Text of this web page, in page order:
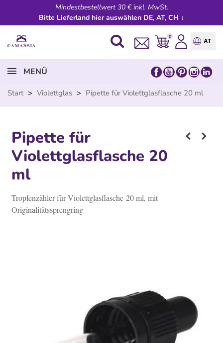
Mindestbestellwert 30 € inkl. MwSt.
Bitte Lieferland hier auswählen DE, AT, CH ↓
0
AT
MENÜ
Start > Violettglas > Pipette für Violettglasflasche 20 ml
Pipette für
Violettglasflasche 20
ml
Tropfenzähler für Violettglasflasche 20 ml, mit
Originalitätssprengring